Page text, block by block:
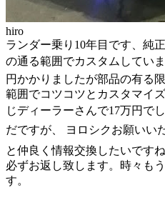
hiro
ランダー乗り10年目です、純
の通る範囲でカスタムしてい
円かかりましたが部品の有る
範囲でコツコツとカスタマイ
じディーラーさんで17万円で
だですが、 ヨロシクお願いい
と仲良く情報交換したいです
必ずお返し致します。時々も
す。